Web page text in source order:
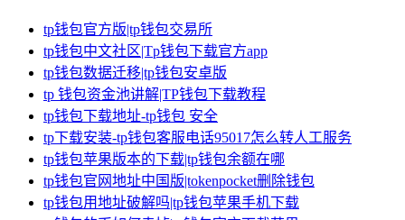
tp钱包官方版|tp钱包交易所
tp钱包中文社区|Tp钱包下载官方app
tp钱包数据迁移|tp钱包安卓版
tp 钱包资金池讲解|TP钱包下载教程
tp钱包下载地址-tp钱包 安全
tp下载安装-tp钱包客服电话95017怎么转人工服务
tp钱包苹果版本的下载|tp钱包余额在哪
tp钱包官网地址中国版|tokenpocket删除钱包
tp钱包用地址破解吗|tp钱包苹果手机下载